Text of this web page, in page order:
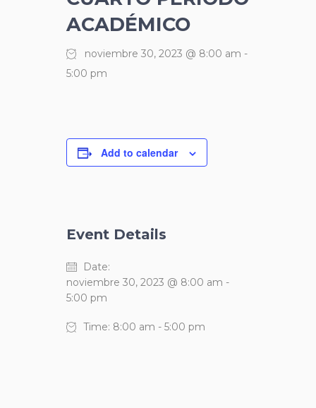
ACADÉMICO
noviembre 30, 2023 @ 8:00 am -
5:00 pm
Add to calendar
Event Details
Date:
noviembre 30, 2023 @ 8:00 am -
5:00 pm
Time: 8:00 am - 5:00 pm